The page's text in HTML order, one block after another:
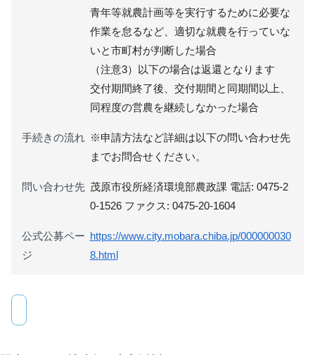
青年等就農計画等を実行するために必要な
作業を怠るなど、適切な就農を行っていな
いと市町村が判断した場合
（注意3）以下の場合は返還となります
交付期間終了後、交付期間と同期間以上、
同程度の営農を継続しなかった場合
手続きの流れ ※申請方法など詳細は以下の問い合わせ先
までお問合せください。
問い合わせ先 茂原市役所経済環境部農政課 電話: 0475-2
0-1526 ファクス: 0475-20-1604
公式公募ペー
ジ
https://www.city.mobara.chiba.jp/000000030
8.html